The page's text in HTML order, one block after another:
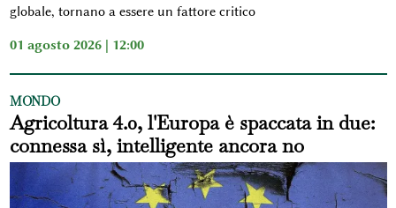
globale, tornano a essere un fattore critico
01 agosto 2026 | 12:00
MONDO
Agricoltura 4.0, l'Europa è spaccata in due:
connessa sì, intelligente ancora no